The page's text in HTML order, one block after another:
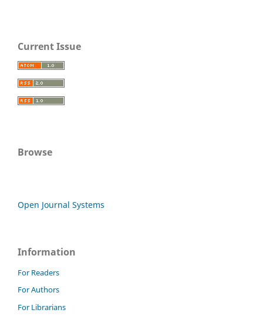
Current Issue
Browse
Open Journal Systems
Information
For Readers
For Authors
For Librarians